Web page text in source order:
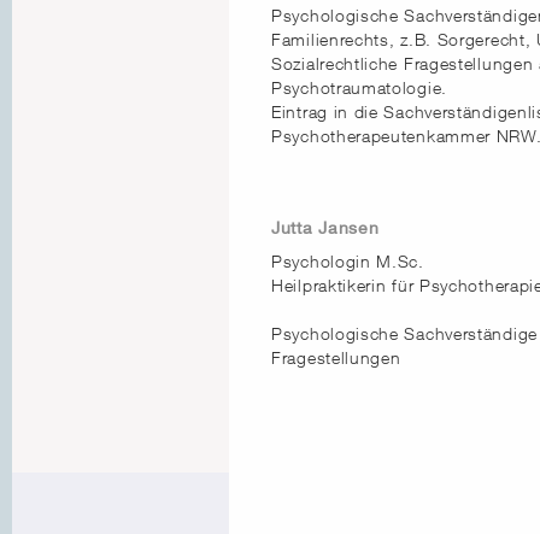
Psychologische
Familienrechts, z.B. Sorgerecht,
Sozialrechtliche
Psychotraumatologie.
Eintrag in die
Psychotherapeutenkammer
Jutta Jansen
Psychologin M.Sc.
Heilpraktikerin für
Psychologische
Fragestellungen